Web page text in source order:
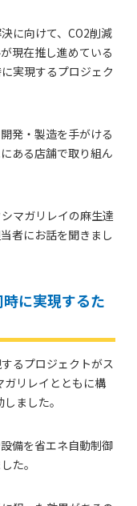
に向けて、CO2削減
現在推し進めている
実現するプロジェク
発・製造を手がける
ある店舗で取り組ん
マガリレイの麻生達
者にお話を聞きまし
に実現するた
るプロジェクトがス
リレイとともに構
ました。
備を省エネ自動制御
た。